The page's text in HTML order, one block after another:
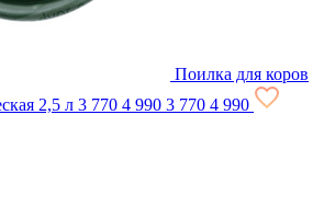
Поилка для коров
2,5 л 3 770 4 990 3 770 4 990